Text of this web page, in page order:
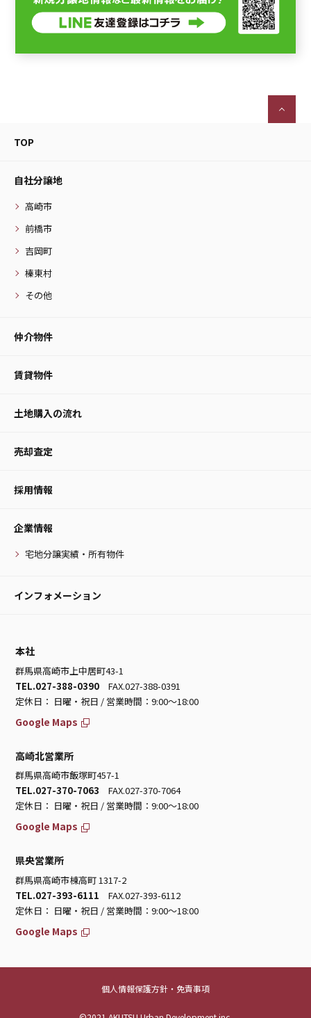
TOP
自社分譲地
高崎市
前橋市
吉岡町
榛東村
その他
仲介物件
賃貸物件
土地購入の流れ
売却査定
採用情報
企業情報
宅地分譲実績・所有物件
インフォメーション
本社
群馬県高崎市上中居町43-1
TEL.027-388-0390 FAX.027-388-0391
定休日： 日曜・祝日 / 営業時間：9:00～18:00
Google Maps
高崎北営業所
群馬県高崎市飯塚町457-1
TEL.027-370-7063 FAX.027-370-7064
定休日： 日曜・祝日 / 営業時間：9:00～18:00
Google Maps
県央営業所
群馬県高崎市棟高町 1317-2
TEL.027-393-6111 FAX.027-393-6112
定休日： 日曜・祝日 / 営業時間：9:00～18:00
Google Maps
個人情報保護方針・免責事項